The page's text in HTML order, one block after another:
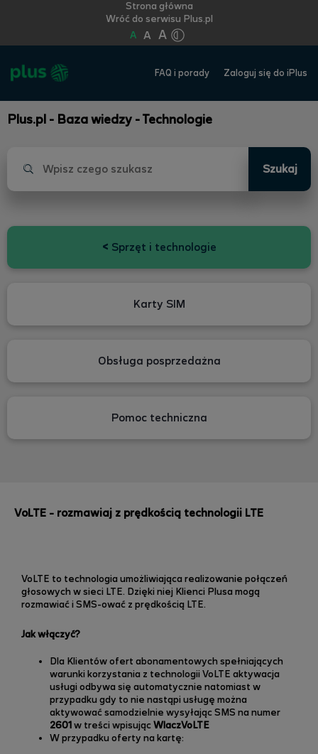
Strona główna
Wróć do serwisu Plus.pl
A A A
FAQ i porady Zaloguj się do iPlus
Plus.pl - Baza wiedzy - Technologie
Szukaj
< Sprzęt i technologie
Karty SIM
Obsługa posprzedażna
Pomoc techniczna
VoLTE - rozmawiaj z prędkością technologii LTE
VoLTE to technologia umożliwiająca realizowanie połączeń
głosowych w sieci LTE. Dzięki niej Klienci Plusa mogą
rozmawiać i SMS-ować z prędkością LTE.
Jak włączyć?
Dla Klientów ofert abonamentowych spełniających
warunki korzystania z technologii VoLTE aktywacja
usługi odbywa się automatycznie natomiast w
przypadku gdy to nie nastąpi usługę można
aktywować samodzielnie wysyłając SMS na numer
2601w treści wpisując WlaczVoLTE
W przypadku oferty na kartę: